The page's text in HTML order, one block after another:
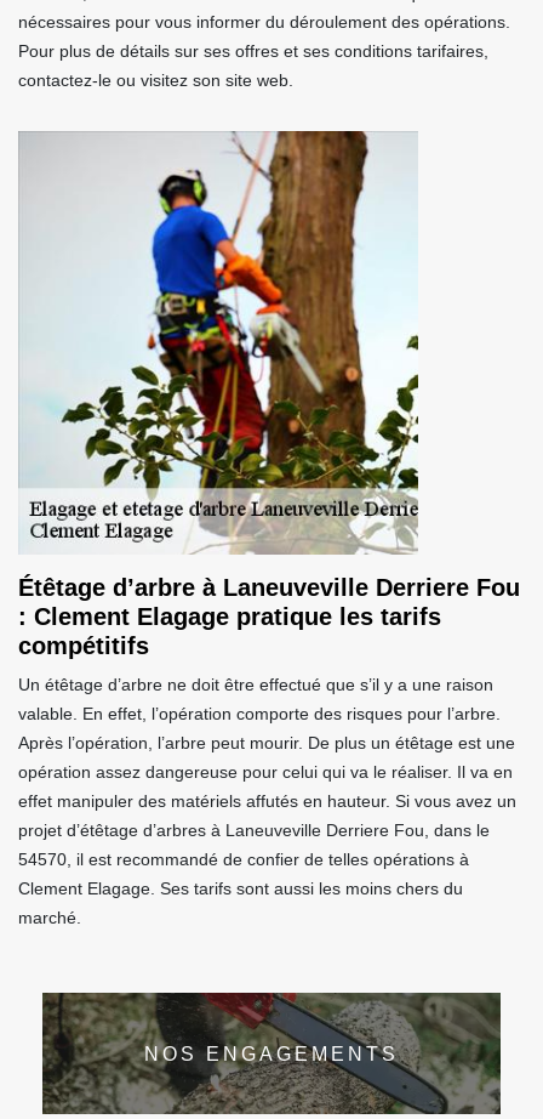
nécessaires pour vous informer du déroulement des opérations.
Pour plus de détails sur ses offres et ses conditions tarifaires,
contactez-le ou visitez son site web.
Étêtage d’arbre à Laneuveville Derriere Fou
: Clement Elagage pratique les tarifs
compétitifs
Un étêtage d’arbre ne doit être effectué que s’il y a une raison
valable. En effet, l’opération comporte des risques pour l’arbre.
Après l’opération, l’arbre peut mourir. De plus un étêtage est une
opération assez dangereuse pour celui qui va le réaliser. Il va en
effet manipuler des matériels affutés en hauteur. Si vous avez un
projet d’étêtage d’arbres à Laneuveville Derriere Fou, dans le
54570, il est recommandé de confier de telles opérations à
Clement Elagage. Ses tarifs sont aussi les moins chers du
marché.
NOS ENGAGEMENTS